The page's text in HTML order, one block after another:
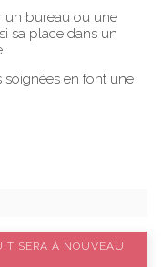
un bureau ou une
sa place dans un
soignées en font une
SERA À NOUVEAU